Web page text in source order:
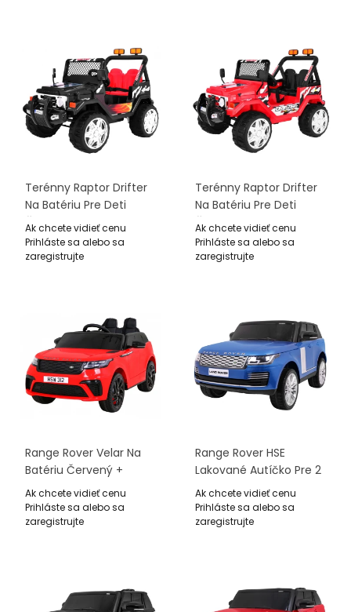
Terénny Raptor Drifter
Na Batériu Pre Deti
Čierny + Ovládač +
Pomalý Štart + EVA +
Zvuky Svetiel
Ak chcete vidieť cenu
Prihláste sa alebo sa
zaregistrujte
Terénny Raptor Drifter
Na Batériu Pre Deti
Červený + Ovládač +
Pomalý Štart + EVA +
Zvuky Svetiel
Ak chcete vidieť cenu
Prihláste sa alebo sa
zaregistrujte
Range Rover Velar Na
Batériu Červený +
Ovládač + EVA +
Pomalý Štart + MP3 LED
Ak chcete vidieť cenu
Prihláste sa alebo sa
zaregistrujte
Range Rover HSE
Lakované Autíčko Pre 2
Deti Modré + Ovládač +
5-Bodové Pásy + Audio
Panel + LED
Ak chcete vidieť cenu
Prihláste sa alebo sa
zaregistrujte